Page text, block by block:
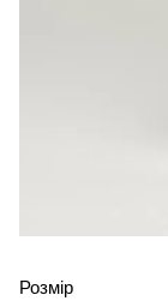
Розмір